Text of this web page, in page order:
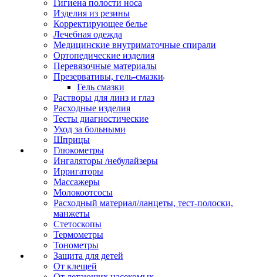
Гигиена полости носа
Изделия из резины
Корректирующее белье
Лечебная одежда
Медицинские внутриматочные спирали
Ортопедические изделия
Перевязочные материалы
Презервативы, гель-смазки
Гель смазки
Растворы для линз и глаз
Расходные изделия
Тесты диагностические
Уход за больными
Шприцы
Глюкометры
Ингаляторы /небулайзеры
Ирригаторы
Массажеры
Молокоотсосы
Расходный материал/ланцеты, тест-полоски,
манжеты
Стетоскопы
Термометры
Тонометры
Защита для детей
От клещей